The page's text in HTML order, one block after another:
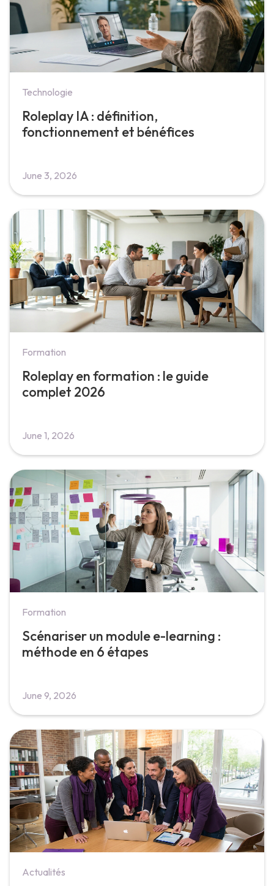
Technologie
Roleplay IA : définition,
fonctionnement et bénéfices
June 3, 2026
Formation
Roleplay en formation : le guide
complet 2026
June 1, 2026
Formation
Scénariser un module e-learning :
méthode en 6 étapes
June 9, 2026
Actualités